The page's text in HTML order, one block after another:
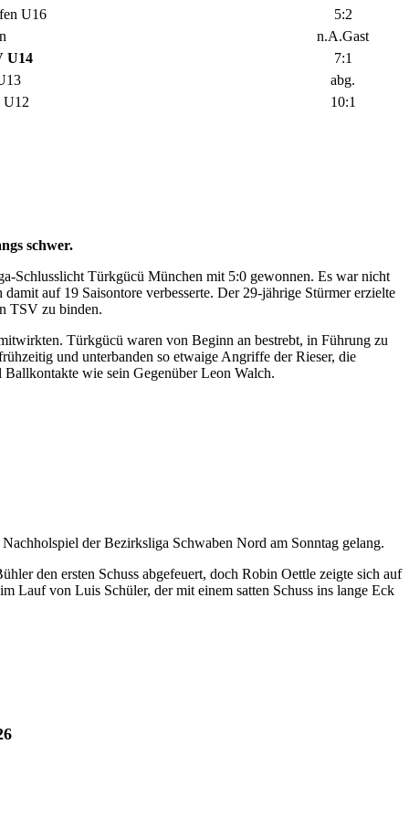
U16
5:2
n.A.Gast
U14
7:1
abg.
U12
10:1
schwer.
Schlusslicht Türkgücü München mit 5:0 gewonnen. Es war nicht
auf 19 Saisontore verbesserte. Der 29-jährige Stürmer erzielte
TSV zu binden.
Türkgücü waren von Beginn an bestrebt, in Führung zu
und unterbanden so etwaige Angriffe der Rieser, die
wie sein Gegenüber Leon Walch.
der Bezirksliga Schwaben Nord am Sonntag gelang.
den ersten Schuss abgefeuert, doch Robin Oettle zeigte sich auf
Lauf von Luis Schüler, der mit einem satten Schuss ins lange Eck